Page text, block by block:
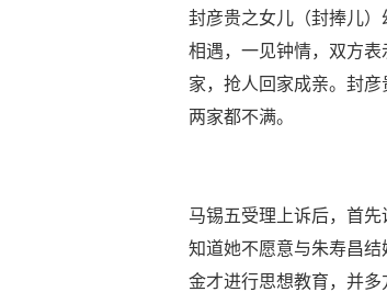
封彦贵之女儿（封捧儿
相遇，一见钟情，双方
家，抢人回家成亲。封
两家都不满。
马锡五受理上诉后，首
知道她不愿意与朱寿昌
金才进行思想教育，并多